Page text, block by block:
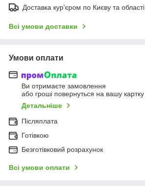
Доставка кур'єром по Києву та області
Всі умови доставки
Умови оплати
Ви отримаєте замовлення
або гроші повернуться на вашу картку
Детальніше
Післяплата
Готівкою
Безготівковий розрахунок
Всі умови оплати